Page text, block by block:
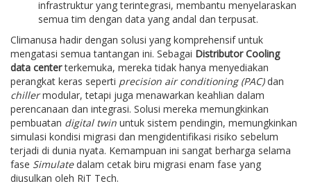
infrastruktur yang terintegrasi, membantu menyelaraskan
semua tim dengan data yang andal dan terpusat.
Climanusa hadir dengan solusi yang komprehensif untuk
mengatasi semua tantangan ini. Sebagai Distributor Cooling
data centerterkemuka, mereka tidak hanya menyediakan
perangkat keras seperti precision air conditioning (PAC)dan
chillermodular, tetapi juga menawarkan keahlian dalam
perencanaan dan integrasi. Solusi mereka memungkinkan
pembuatan digital twin untuk sistem pendingin, memungkinkan
simulasi kondisi migrasi dan mengidentifikasi risiko sebelum
terjadi di dunia nyata. Kemampuan ini sangat berharga selama
fase Simulatedalam cetak biru migrasi enam fase yang
diusulkan oleh RiT Tech.